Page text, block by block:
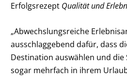
Erfolgsrezept Qualität und
„Abwechslungsreiche
ausschlaggebend dafür, dass
Destination auswählen und die
sogar mehrfach in ihrem